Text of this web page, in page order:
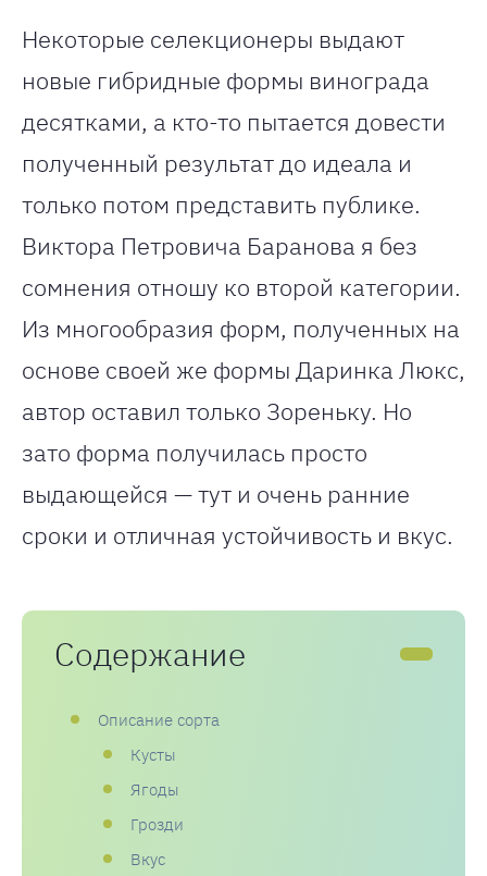
Некоторые селекционеры выдают
новые гибридные формы винограда
десятками, а кто-то пытается довести
полученный результат до идеала и
только потом представить публике.
Виктора Петровича Баранова я без
сомнения отношу ко второй категории.
Из многообразия форм, полученных на
основе своей же формы Даринка Люкс,
автор оставил только Зореньку. Но
зато форма получилась просто
выдающейся — тут и очень ранние
сроки и отличная устойчивость и вкус.
Содержание
Описание сорта
Кусты
Ягоды
Грозди
Вкус